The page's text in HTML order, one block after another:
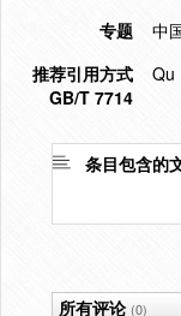
专题
中
推荐引用方式
GB/T 7714
Qu
条目包含的
所有评论(0)